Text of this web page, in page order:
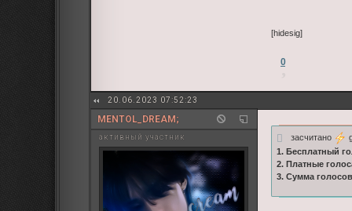
[hidesig]
0
20.06.2023 07:52:23
MENTOL_DREAM;
активный участник засчитано
1. Бесплатный
2. Платные
3. Сумма